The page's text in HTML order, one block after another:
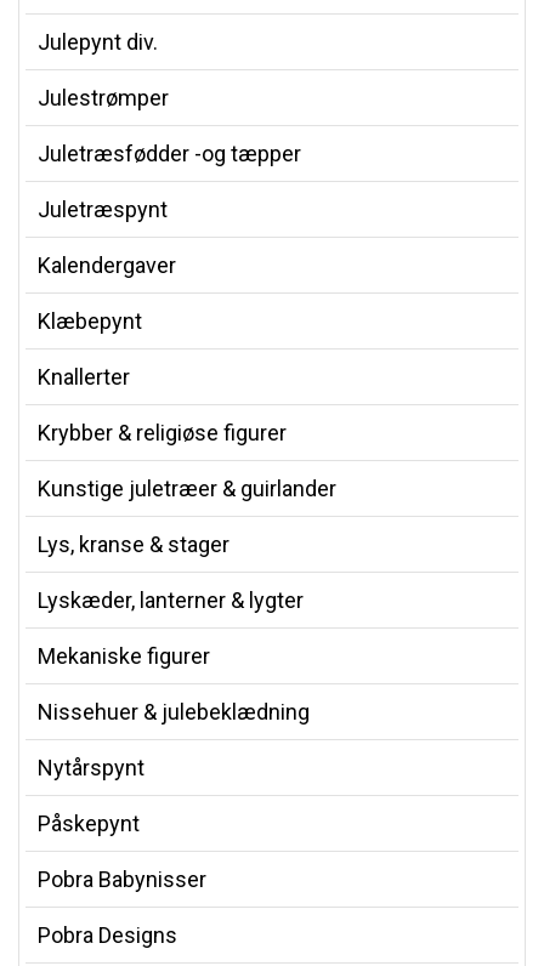
Julepynt div.
Julestrømper
Juletræsfødder -og tæpper
Juletræspynt
Kalendergaver
Klæbepynt
Knallerter
Krybber & religiøse figurer
Kunstige juletræer & guirlander
Lys, kranse & stager
Lyskæder, lanterner & lygter
Mekaniske figurer
Nissehuer & julebeklædning
Nytårspynt
Påskepynt
Pobra Babynisser
Pobra Designs